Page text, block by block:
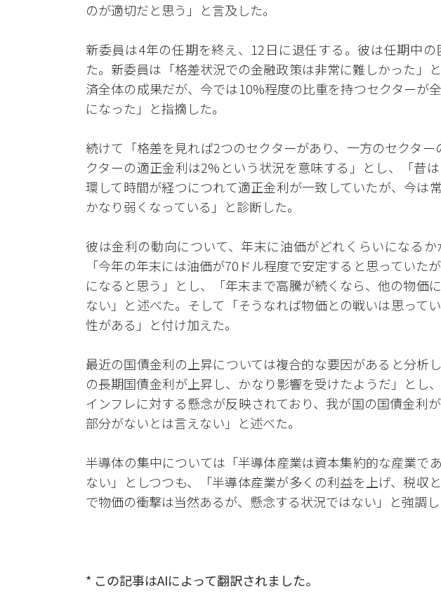
のが適切だと思う」と言及した。
新委員は4年の任期を終え、12日に退任する。彼は任期中
た。新委員は「格差状況での金融政策は非常に難しかった」
済全体の成果だが、今では10%程度の比重を持つセクターが
になった」と指摘した。
続けて「格差を見れば2つのセクターがあり、一方のセクタ
クターの適正金利は2%という状況を意味する」とし、「昔
環して時間が経つにつれて適正金利が一致していたが、今は
かなり弱くなっている」と診断した。
彼は金利の動向について、年末に油価がどれくらいになる
「今年の年末には油価が70ドル程度で安定すると思っていた
になると思う」とし、「年末まで高騰が続くなら、他の物価
ない」と述べた。そして「そうなれば物価との戦いは思って
性がある」と付け加えた。
最近の国債金利の上昇については複合的な要因があると分析
の長期国債金利が上昇し、かなり影響を受けたようだ」とし
インフレに対する懸念が反映されており、我が国の国債金利
部分がないとは言えない」と述べた。
半導体の集中については「半導体産業は資本集約的な産業で
ない」としつつも、「半導体産業が多くの利益を上げ、税収
で物価の衝撃は当然あるが、懸念する状況ではない」と強調し
* この記事はAIによって翻訳されました。